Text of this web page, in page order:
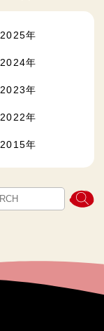
2025年
2024年
2023年
2022年
2015年